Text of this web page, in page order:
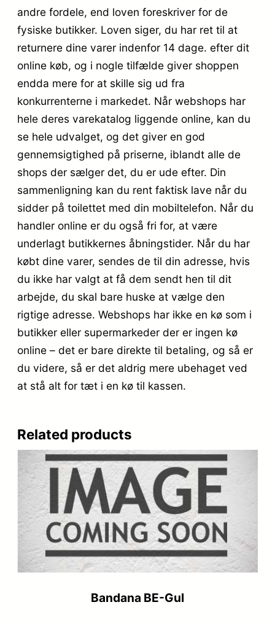
andre fordele, end loven foreskriver for de
fysiske butikker. Loven siger, du har ret til at
returnere dine varer indenfor 14 dage. efter dit
online køb, og i nogle tilfælde giver shoppen
endda mere for at skille sig ud fra
konkurrenterne i markedet. Når webshops har
hele deres varekatalog liggende online, kan du
se hele udvalget, og det giver en god
gennemsigtighed på priserne, iblandt alle de
shops der sælger det, du er ude efter. Din
sammenligning kan du rent faktisk lave når du
sidder på toilettet med din mobiltelefon. Når du
handler online er du også fri for, at være
underlagt butikkernes åbningstider. Når du har
købt dine varer, sendes de til din adresse, hvis
du ikke har valgt at få dem sendt hen til dit
arbejde, du skal bare huske at vælge den
rigtige adresse. Webshops har ikke en kø som i
butikker eller supermarkeder der er ingen kø
online – det er bare direkte til betaling, og så er
du videre, så er det aldrig mere ubehaget ved
at stå alt for tæt i en kø til kassen.
Related products
Bandana BE-Gul